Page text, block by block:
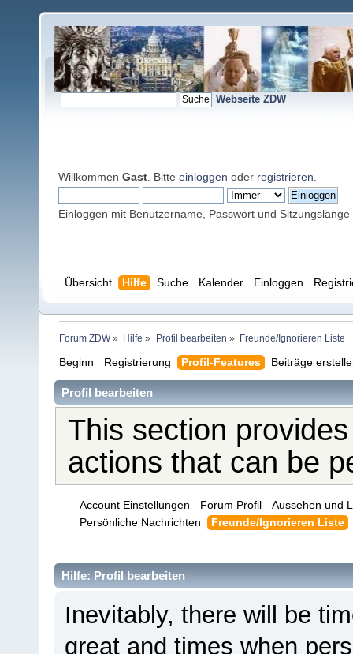
Webseite ZDW
Willkommen Gast . Bitte einloggen oder registrieren
Einloggen mit Benutzername, Passwort und Sitzungslänge
Übersicht Hilfe Suche Kalender Einloggen
Forum ZDW» Hilfe » Profil bearbeiten » Freunde/Ignorieren Liste
Beginn Registrierung Profil-Features Beiträge
Profil bearbeiten
This section
actions that can be
Account Einstellungen Forum Profil
Aussehen und
Persönliche Nachrichten
Freunde/Ignorieren Liste
Hilfe: Profil bearbeiten
Inevitably, there will be
great and times when